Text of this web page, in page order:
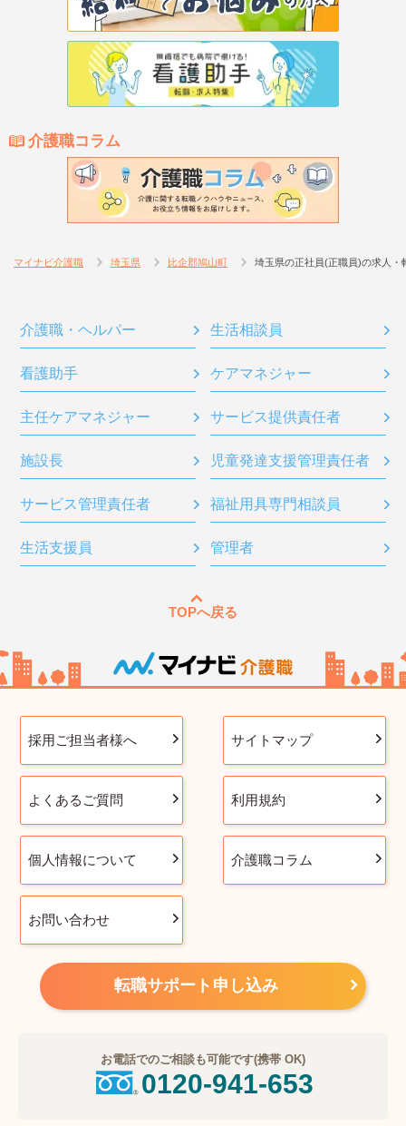
介護職コラム
マイナビ介護職 埼玉県 比企郡鳩山町 埼玉県の正社員(正職員)の求人・
介護職・ヘルパー 生活相談員
看護助手 ケアマネジャー
主任ケアマネジャー サービス提供責任者
施設長 児童発達支援管理責任者
サービス管理責任者 福祉用具専門相談員
生活支援員 管理者
TOPへ戻る
採用ご担当者様へ サイトマップ
よくあるご質問 利用規約
個人情報について 介護職コラム
お問い合わせ
転職サポート申し込み
お電話でのご相談も可能です(携帯 OK)
0120-941-653